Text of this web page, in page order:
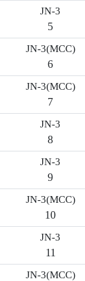
JN-3
5
JN-3(MCC)
6
JN-3(MCC)
7
JN-3
8
JN-3
9
JN-3(MCC)
10
JN-3
11
JN-3(MCC)